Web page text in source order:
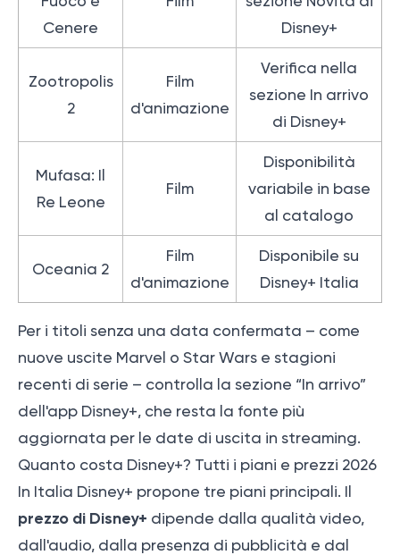
Cenere
Disney+
Zootropolis
2
Film
d'animazione
Verifica nella
sezione In arrivo
di Disney+
Mufasa: Il
Re Leone
Film
Disponibilità
variabile in base
al catalogo
Oceania 2
Film
d'animazione
Disponibile su
Disney+ Italia
Per i titoli senza una data confermata – come
nuove uscite Marvel o Star Wars e stagioni
recenti di serie – controlla la sezione “In arrivo”
dell'app Disney+, che resta la fonte più
aggiornata per le date di uscita in streaming.
Quanto costa Disney+? Tutti i piani e prezzi 2026
In Italia Disney+ propone tre piani principali. Il
prezzo di Disney+ dipende dalla qualità video,
dall'audio, dalla presenza di pubblicità e dal